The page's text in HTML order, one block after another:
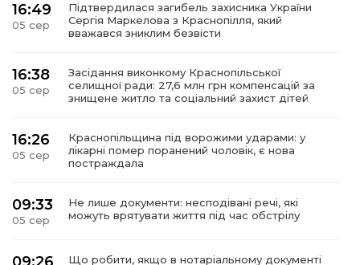
16:49
05 сер
Підтвердилася загибель захисника України
Сергія Маркелова з Краснопілля, який
вважався зниклим безвісти
16:38
05 сер
Засідання виконкому Краснопільської
селищної ради: 27,6 млн грн компенсацій за
знищене житло та соціальний захист дітей
16:26
05 сер
Краснопільщина під ворожими ударами: у
лікарні помер поранений чоловік, є нова
постраждала
09:33
05 сер
Не лише документи: несподівані речі, які
можуть врятувати життя під час обстрілу
Що робити, якщо в нотаріальному документі